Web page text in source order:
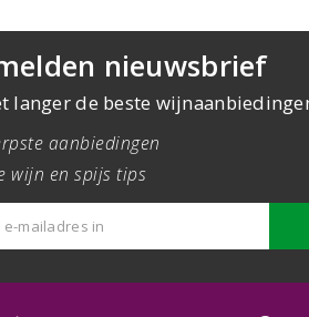
nieuwsbrief
langer de beste
aanbiedingen
wijn en spijs tips